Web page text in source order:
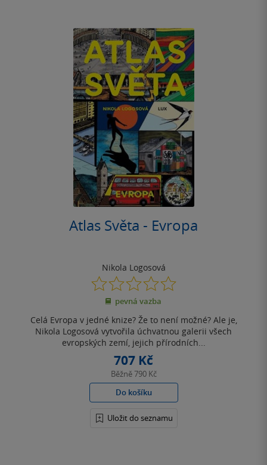
Atlas Světa - Evropa
Nikola Logosová
0.0
z
5
pevná vazba
Celá Evropa v jedné knize? Že to není možné? Ale je,
Nikola Logosová vytvořila úchvatnou galerii všech
evropských zemí, jejich přírodních...
707 Kč
Běžně790 Kč
Do košíku
Uložit do seznamu